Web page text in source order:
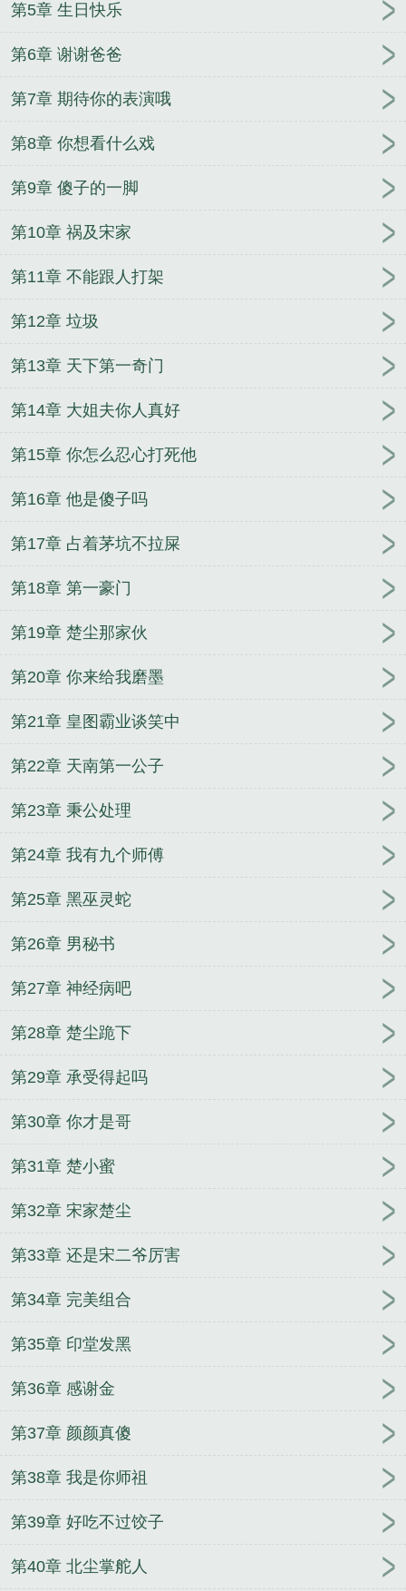
第5章 生日快乐
第6章 谢谢爸爸
第7章 期待你的表演哦
第8章 你想看什么戏
第9章 傻子的一脚
第10章 祸及宋家
第11章 不能跟人打架
第12章 垃圾
第13章 天下第一奇门
第14章 大姐夫你人真好
第15章 你怎么忍心打死他
第16章 他是傻子吗
第17章 占着茅坑不拉屎
第18章 第一豪门
第19章 楚尘那家伙
第20章 你来给我磨墨
第21章 皇图霸业谈笑中
第22章 天南第一公子
第23章 秉公处理
第24章 我有九个师傅
第25章 黑巫灵蛇
第26章 男秘书
第27章 神经病吧
第28章 楚尘跪下
第29章 承受得起吗
第30章 你才是哥
第31章 楚小蜜
第32章 宋家楚尘
第33章 还是宋二爷厉害
第34章 完美组合
第35章 印堂发黑
第36章 感谢金
第37章 颜颜真傻
第38章 我是你师祖
第39章 好吃不过饺子
第40章 北尘掌舵人